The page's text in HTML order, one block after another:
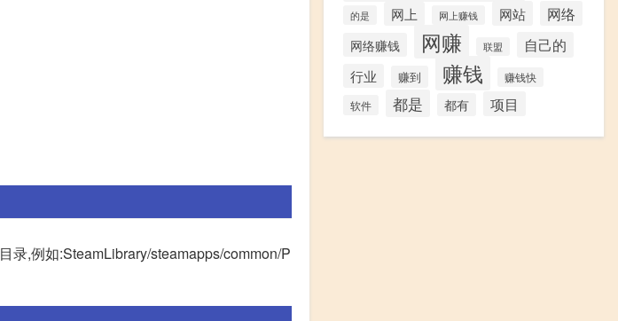
目录,例如:SteamLibrary/steamapps/common/P
的是 网上 网上赚钱 网站 网络
网络赚钱 网赚 联盟 自己的
行业 赚到 赚钱 赚钱快
软件 都是 都有 项目